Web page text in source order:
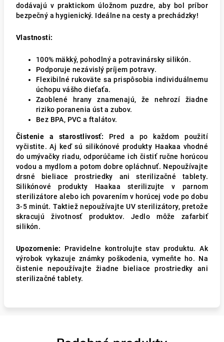
dodávajú v praktickom úložnom puzdre, aby bol príbor
bezpečný a hygienický. Ideálne na cesty a prechádzky!
Vlastnosti:
100% mäkký, pohodlný a potravinársky silikón.
Podporuje nezávislý príjem potravy.
Flexibilné rukoväte sa prispôsobia individuálnemu
úchopu vášho dieťaťa.
Zaoblené hrany znamenajú, že nehrozí žiadne
riziko poranenia úst a zubov.
Bez BPA, PVC a ftalátov.
Čistenie a starostlivosť: Pred a po každom použití
vyčistite. Aj keď sú silikónové produkty Haakaa vhodné
do umývačky riadu, odporúčame ich čistiť ručne horúcou
vodou a mydlom a potom dobre opláchnuť. Nepoužívajte
drsné bieliace prostriedky ani sterilizačné tablety.
Silikónové produkty Haakaa sterilizujte v parnom
sterilizátore alebo ich povarením v horúcej vode po dobu
3-5 minút. Taktiež nepoužívajte UV sterilizátory, pretože
skracujú životnosť produktov. Jedlo môže zafarbiť
silikón.
Upozornenie:
Pravidelne kontrolujte stav produktu. Ak
výrobok vykazuje známky poškodenia, vymeňte ho. Na
čistenie nepoužívajte žiadne bieliace prostriedky ani
sterilizačné tablety.